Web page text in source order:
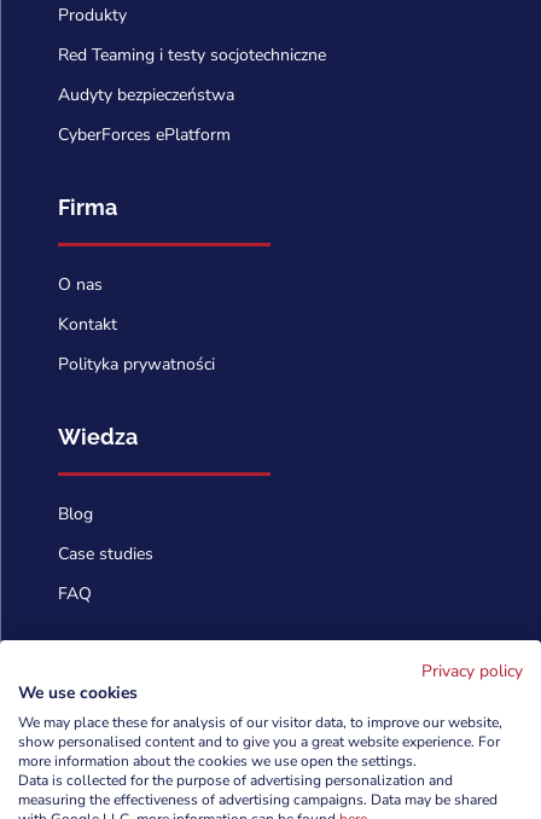
Produkty
Red Teaming i testy socjotechniczne
Audyty bezpieczeństwa
CyberForces ePlatform
Firma
O nas
Kontakt
Polityka prywatności
Wiedza
Blog
Case studies
FAQ
 info@cyberforces.com
 +48 505 372 810
Privacy policy
We use cookies
We may place these for analysis of our visitor data, to improve our website,
show personalised content and to give you a great website experience. For
more information about the cookies we use open the settings.
Data is collected for the purpose of advertising personalization and
measuring the effectiveness of advertising campaigns. Data may be shared